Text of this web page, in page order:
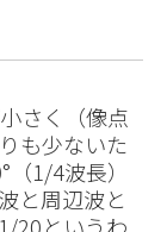
さく（像点
も少ないた
1/4波長）
と周辺波と